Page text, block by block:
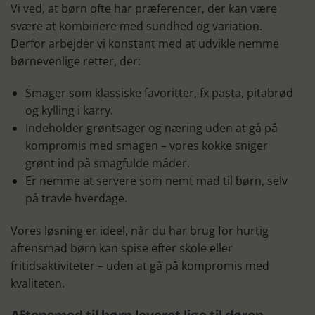
Vi ved, at børn ofte har præferencer, der kan være
svære at kombinere med sundhed og variation.
Derfor arbejder vi konstant med at udvikle nemme
børnevenlige retter, der:
Smager som klassiske favoritter, fx pasta, pitabrød
og kylling i karry.
Indeholder grøntsager og næring uden at gå på
kompromis med smagen – vores kokke sniger
grønt ind på smagfulde måder.
Er nemme at servere som nemt mad til børn, selv
på travle hverdage.
Vores løsning er ideel, når du har brug for hurtig
aftensmad børn kan spise efter skole eller
fritidsaktiviteter – uden at gå på kompromis med
kvaliteten.